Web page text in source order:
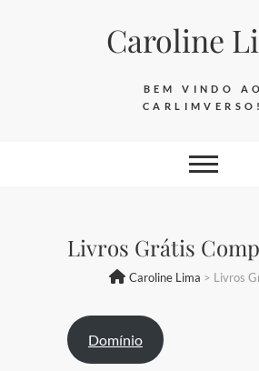
Caroline
BEM VINDO AO
CARLIMVERSO!
Livros Grátis
Caroline Lima > Livros
Domínio